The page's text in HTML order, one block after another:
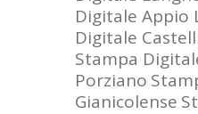
Digitale Appio
Digitale
Stampa
Porziano
Gianicolense